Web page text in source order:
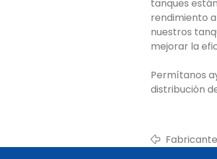
tanques
rendimiento
nuestros
mejorar la
Permítanos
distribución